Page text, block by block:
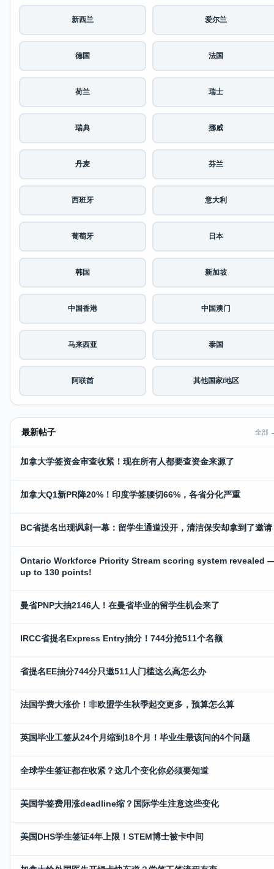
新西兰 爱尔兰
德国 法国
荷兰 瑞士
瑞典 挪威
丹麦 芬兰
西班牙 意大利
葡萄牙 日本
韩国 新加坡
中国香港 中国澳门
马来西亚 泰国
阿联酋 其他国家/地区
最新帖子 全部
加拿大学签资金审查收紧！现在所有人都要查资金来源了
加拿大Q1新PR降20%！印度学签腰切66%，各省分化严重
BC省提名出现讽刺一幕：留学生通道没开，清洁保安却拿到了邀请
Ontario Workforce Priority Stream scoring system revealed
up to 130 points!
曼省PNP大抽2146人！在曼省毕业的留学生机会来了
IRCC省提名Express Entry抽分！744分抢511个名额
省提名EE抽分744分只邀511人门槛这么高怎么办
法国学费大涨价！非欧盟学生秋季起交更多，预算怎么算
英国毕业工签从24个月缩到18个月！毕业生最该问的4个问题
全球学生签证都在收紧？这几个变化你必须要知道
美国学签费用涨deadline缩？国际学生注意这些变化
美国DHS学生签证4年上限！STEM博士被卡中间